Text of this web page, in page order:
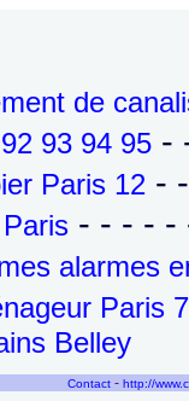
de
93 94 95 -
Paris 12 -
- - - -
alarmes
Paris
Belley
Contact - http://